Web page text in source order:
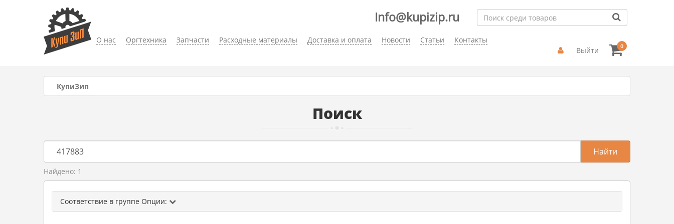
О нас Оргтехника Запчасти Расходные материалы Доставка и оплата Новости Статьи Контакты
Info@kupizip.ru
Выйти 0
КупиЗип
Поиск
Найдено: 1
Соответствие в группе Опции: